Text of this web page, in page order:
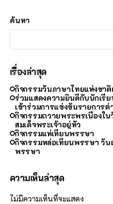
ค้นหา
เรื่องล่าสุด
กิจกรรมวันภาษาไทยแห่งชา
ร่วมแสดงความยินดีกับนักเรี
เข้าร่วมการแข่งขันรายการต่
กิจกรรมถวายพระพรเนื่องใ
สมเด็จพระเจ้าอยู่หัว
กิจกรรมแห่เทียนพรรษา
กิจกรรมหล่อเทียนพรรษา วัน
พรรษา
ความเห็นล่าสุด
ไม่มีความเห็นที่จะแสดง